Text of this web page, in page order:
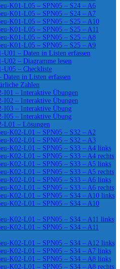
K01-L05 – SPN05 – S24 – A6
K01-L05 – SPN05 – S24 – A7
K01-L05 – SPN05 – S25 – A10
K01-L05 – SPN05 – S25 – A11
K01-L05 – SPN05 – S25 – A8
K01-L05 – SPN05 – S25 – A9
U01 – Daten in Listen erfassen
U02 – Diagramme lesen
U05 – Checkliste
in Listen erfassen
Zahlen
I01 – Interaktive Übungen
I02 – Interaktive Übungen
I03 – Interaktive Übung
I05 – Interaktive Übung
L01 – Lösungen
K02-L01 – SPN05 – S32 – A2
K02-L01 – SPN05 – S32 – A3
K02-L01 – SPN05 – S33 – A4 links
K02-L01 – SPN05 – S33 – A4 rechts
K02-L01 – SPN05 – S33 – A5 links
K02-L01 – SPN05 – S33 – A5 rechts
K02-L01 – SPN05 – S33 – A6 links
K02-L01 – SPN05 – S33 – A6 rechts
K02-L01 – SPN05 – S34 – A10 links
K02-L01 – SPN05 – S34 – A10
K02-L01 – SPN05 – S34 – A11 links
K02-L01 – SPN05 – S34 – A11
K02-L01 – SPN05 – S34 – A12 links
K02-L01 – SPN05 – S34 – A7 links
K02-L01 – SPN05 – S34 – A8 links
K02-L01 – SPN05 – S34 – A8 rechts